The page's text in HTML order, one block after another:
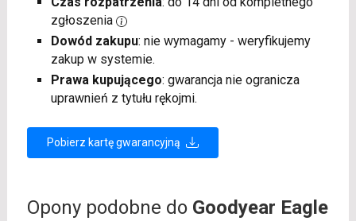
zgłoszenia
Dowód zakupu: nie wymagamy - weryfikujemy
zakup w systemie.
Prawa kupującego: gwarancja nie ogranicza
uprawnień z tytułu rękojmi.
Pobierz kartę gwarancyjną
Opony podobne do Goodyear Eagle